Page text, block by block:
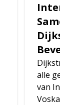
alle
van